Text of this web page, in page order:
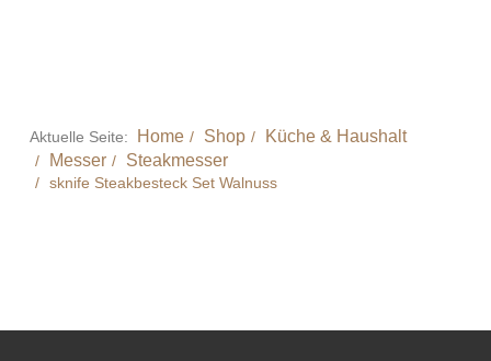
Aktuelle Seite: Home Shop
Küche & Haushalt
Messer
Steakmesser
sknife Steakbesteck Set Walnuss